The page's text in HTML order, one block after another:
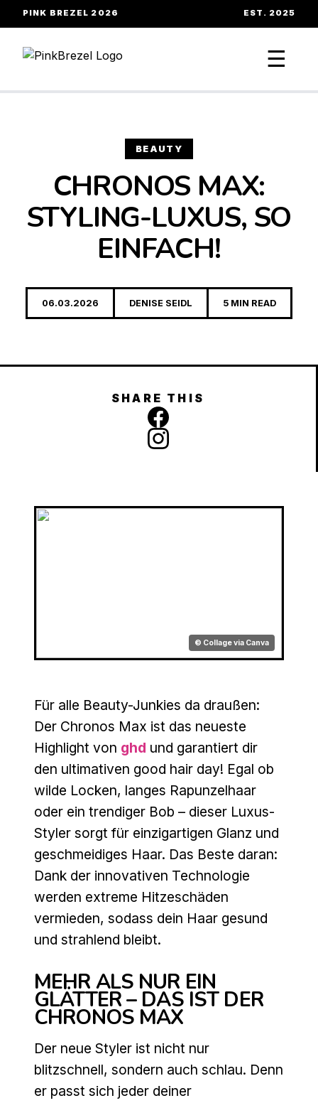
PINK BREZEL 2026 EST. 2025
☰
BEAUTY
CHRONOS MAX:
STYLING-LUXUS, SO
EINFACH!
06.03.2026 DENISE SEIDL 5 MIN READ
SHARE THIS
© Collage via Canva
Für alle Beauty-Junkies da draußen:
Der Chronos Max ist das neueste
Highlight von ghd und garantiert dir
den ultimativen good hair day! Egal ob
wilde Locken, langes Rapunzelhaar
oder ein trendiger Bob – dieser Luxus-
Styler sorgt für einzigartigen Glanz und
geschmeidiges Haar. Das Beste daran:
Dank der innovativen Technologie
werden extreme Hitzeschäden
vermieden, sodass dein Haar gesund
und strahlend bleibt.
MEHR ALS NUR EIN
GLÄTTER – DAS IST DER
CHRONOS MAX
Der neue Styler ist nicht nur
blitzschnell, sondern auch schlau. Denn
er passt sich jeder deiner